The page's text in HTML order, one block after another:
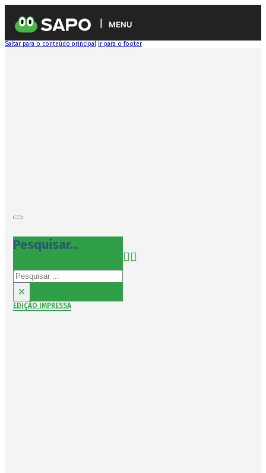
MENU
Saltar para o conteúdo principal Ir para o footer
Pesquisar...
Pesquisar
×
EDIÇÃO IMPRESSA